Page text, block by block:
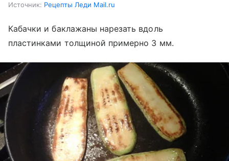
Источник: Рецепты Леди Mail.ru
Кабачки и баклажаны нарезать вдоль
пластинками толщиной примерно 3 мм.